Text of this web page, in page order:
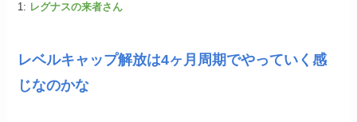
1: レグナスの来者さん
レベルキャップ解放は4ヶ月周期でやっていく感
じなのかな